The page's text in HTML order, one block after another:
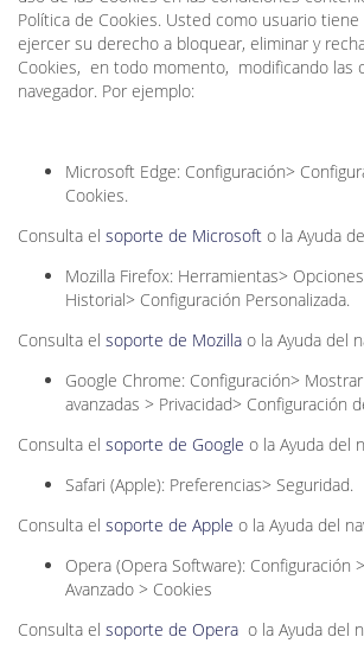
Política de Cookies. Usted como usuario
ejercer su derecho a bloquear, eliminar y
Cookies, en todo momento, modificando las
navegador. Por ejemplo:
Microsoft Edge: Configuración>
Cookies.
Consulta el soporte de Microsoft o la Ayuda
Mozilla Firefox: Herramientas>
Historial> Configuración Personalizada.
Consulta el soporte de Mozilla o la Ayuda del
Google Chrome: Configuración>
avanzadas > Privacidad> Configuración
Consulta el soporte de Google o la Ayuda del
Safari (Apple): Preferencias> Seguridad.
Consulta el soporte de Apple o la Ayuda del
Opera (Opera Software): Configuración
Avanzado > Cookies
Consulta el soporte de Opera o la Ayuda del